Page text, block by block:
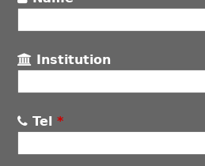
Institution
Tel*